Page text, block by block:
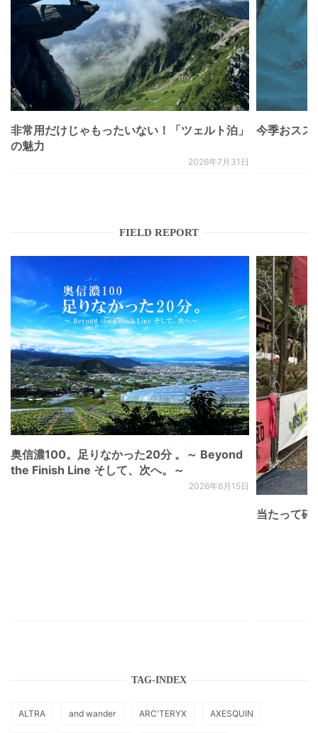
非常用だけじゃもったいない！「ツェルト泊」
の魅力
2026年7月31日
今季おスス
FIELD REPORT
奥信濃100。足りなかった20分 。～ Beyond
the Finish Line そして、次へ。～
2026年6月15日
当たって砕
TAG-INDEX
ALTRA and wander ARC'TERYX AXESQUIN